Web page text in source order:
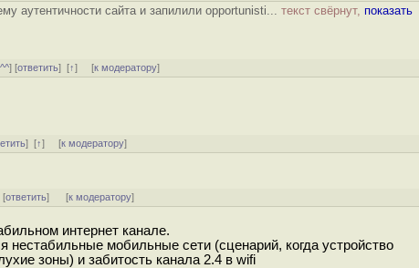
аутентичности сайта и запилили opportunisti... текст свёрнут, показать
] [ответить][↑] [к модератору]
][↑] [к модератору]
[ответить] [к модератору]
интернет канале.
нестабильные мобильные сети (сценарий, когда устройство
зоны) и забитость канала 2.4 в wifi